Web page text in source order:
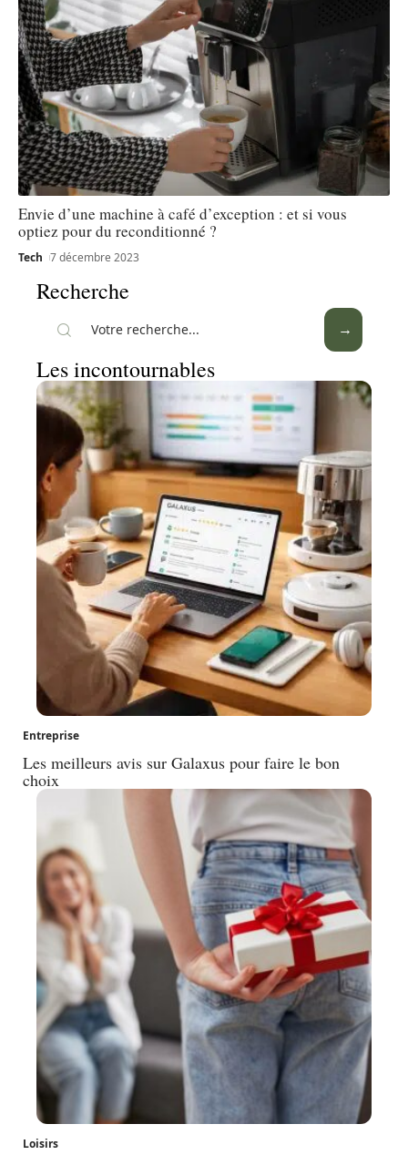
Envie d’une machine à café d’exception : et si vous
optiez pour du reconditionné ?
Tech 7 décembre 2023
Recherche
Les incontournables
Entreprise
Les meilleurs avis sur Galaxus pour faire le bon
choix
Loisirs